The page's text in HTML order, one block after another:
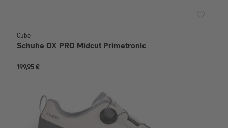
Cube
Schuhe OX PRO Midcut Primetronic
199,95 €